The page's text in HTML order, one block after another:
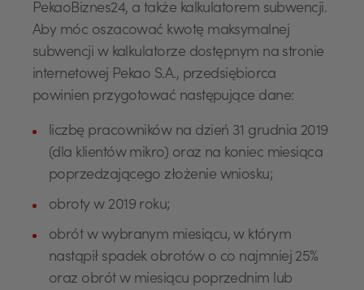
PekaoBiznes24, a także kalkulatorem subwencji.
Aby móc oszacować kwotę maksymalnej
subwencji w kalkulatorze dostępnym na stronie
internetowej Pekao S.A., przedsiębiorca
powinien przygotować następujące dane:
liczbę pracowników na dzień 31 grudnia 2019
(dla klientów mikro) oraz na koniec miesiąca
poprzedzającego złożenie wniosku;
obroty w 2019 roku;
obrót w wybranym miesiącu, w którym
nastąpił spadek obrotów o co najmniej 25%
oraz obrót w miesiącu poprzednim lub